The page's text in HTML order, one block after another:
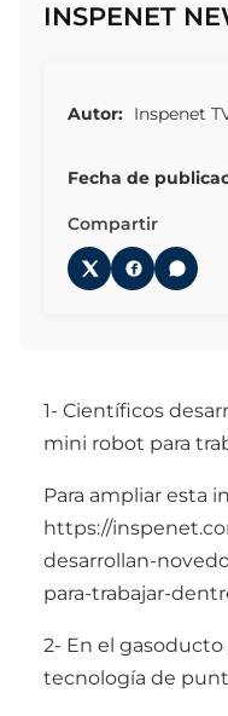
INSPENET
Autor: Inspenet
Fecha de
Compartir
1- Científicos
mini robot para
Para ampliar esta
https://
desarrollan-
para-trabajar-
2- En el gasoducto
tecnología de